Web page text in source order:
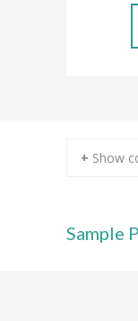
--
+ Show
Sample